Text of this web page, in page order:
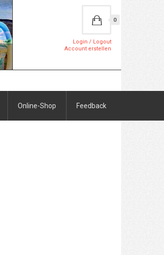
0
Login / Logout
Account erstellen
Online-Shop Feedback